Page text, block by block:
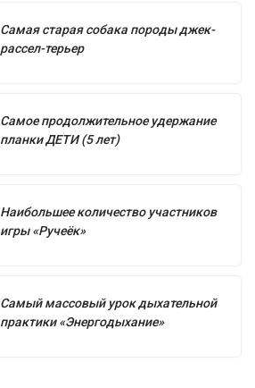
Самая старая собака породы джек-
рассел-терьер
Самое продолжительное удержание
планки ДЕТИ (5 лет)
Наибольшее количество участников
игры «Ручеёк»
Самый массовый урок дыхательной
практики «Энергодыхание»